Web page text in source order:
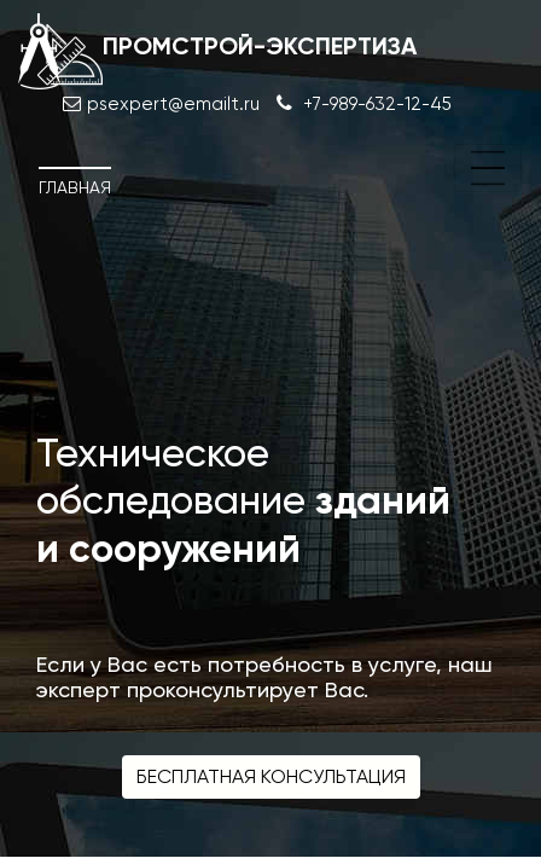
ПРОМСТРОЙ-ЭКСПЕРТИЗА
psexpert@emailt.ru +7-989-632-12-45
ГЛАВНАЯ
Техническое
обследованиезданий
и сооружений
Если у Вас есть потребность в услуге, наш
эксперт проконсультирует Вас.
БЕСПЛАТНАЯ КОНСУЛЬТАЦИЯ